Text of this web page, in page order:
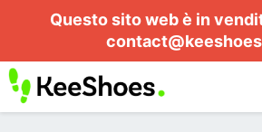
Questo sito web è in